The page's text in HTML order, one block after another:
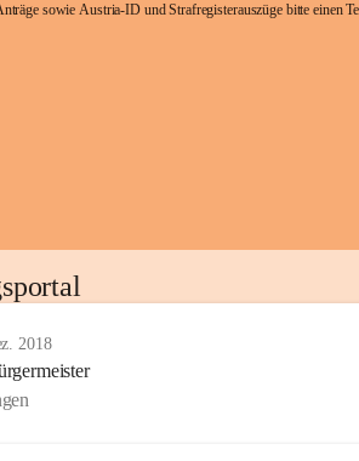
sowie Austria-ID und Strafregisterauszüge bitte einen
2018